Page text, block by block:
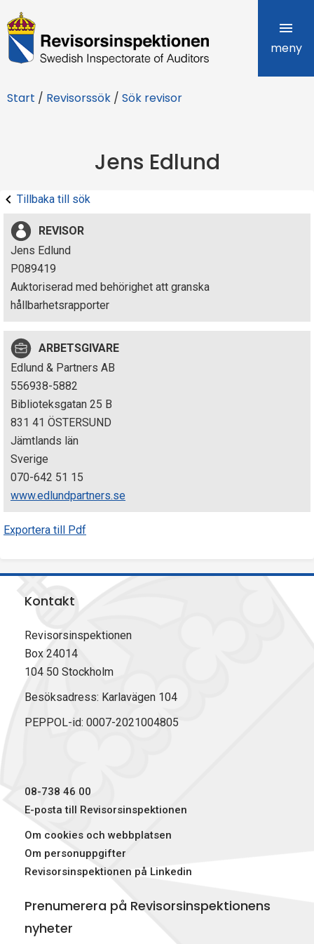
R
e
i
r
s
i
n
s
p
e
k
t
i
o
n
e
meny
Start / Revisorssök / Sök revisor
Jens Edlund
Tillbaka till sök
REVISOR
Jens Edlund
P089419
Auktoriserad med behörighet att granska
hållbarhetsrapporter
ARBETSGIVARE
Edlund & Partners AB
556938-5882
Biblioteksgatan 25 B
831 41 ÖSTERSUND
Jämtlands län
Sverige
070-642 51 15
www.edlundpartners.se
Exportera till Pdf
Kontakt
Revisorsinspektionen
Box 24014
104 50 Stockholm
Besöksadress: Karlavägen 104
PEPPOL-id: 0007-2021004805
08-738 46 00
E-posta till Revisorsinspektionen
Om cookies och webbplatsen
Om personuppgifter
Revisorsinspektionen på Linkedin
Prenumerera på Revisorsinspektionens
nyheter